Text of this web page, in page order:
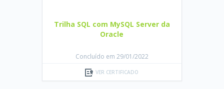
Trilha SQL com MySQL Server da
Oracle
Concluído em 29/01/2022
VER CERTIFICADO